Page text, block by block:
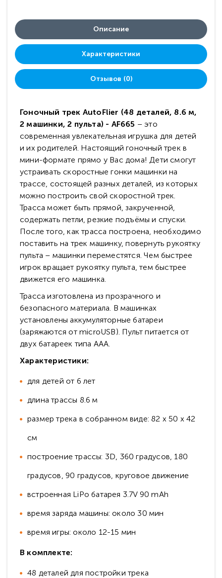
Описание
Характеристики
Отзывов (0)
Гоночный трек AutoFlier (48 деталей, 8.6 м,
2 машинки, 2 пульта) - AF665 – это
современная увлекательная игрушка для детей
и их родителей. Настоящий гоночный трек в
мини-формате прямо у Вас дома! Дети смогут
устраивать скоростные гонки машинки на
трассе, состоящей разных деталей, из которых
можно построить свой скоростной трек.
Трасса может быть прямой, закрученной,
содержать петли, резкие подъёмы и спуски.
После того, как трасса построена, необходимо
поставить на трек машинку, повернуть рукоятку
пульта – машинки переместятся. Чем быстрее
игрок вращает рукоятку пульта, тем быстрее
движется его машинка.
Трасса изготовлена из прозрачного и
безопасного материала. В машинках
установлены аккумуляторные батареи
(заряжаются от microUSB). Пульт питается от
двух батареек типа ААА.
Характеристики:
для детей от 6 лет
длина трассы 8.6 м
размер трека в собранном виде: 82 x 50 x 42
см
построение трассы: 3D, 360 градусов, 180
градусов, 90 градусов, круговое движение
встроенная LiPo батарея 3.7V 90 mAh
время заряда машины: около 30 мин
время игры: около 12-15 мин
В комплекте:
48 деталей для постройки трека